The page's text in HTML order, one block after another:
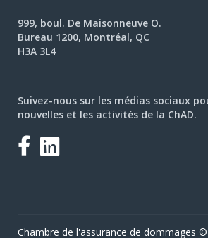
999, boul. De Maisonneuve O.
Bureau 1200, Montréal, QC
H3A 3L4
Suivez-nous sur les médias sociaux
nouvelles et les activités de la ChAD.
Facebook
LinkedIn
Chambre de l'assurance de dommages